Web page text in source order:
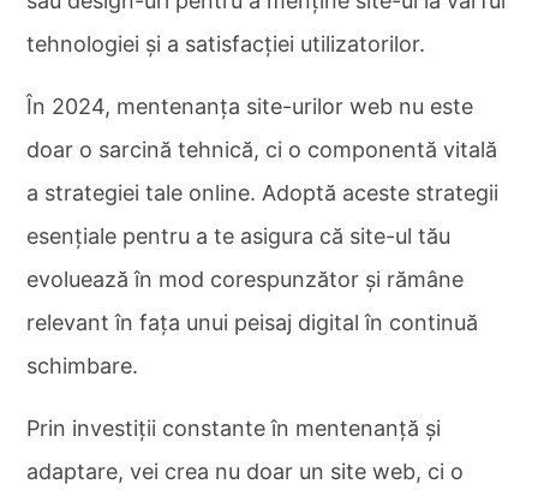
tehnologiei și a satisfacției utilizatorilor.
În 2024, mentenanța site-urilor web nu este
doar o sarcină tehnică, ci o componentă vitală
a strategiei tale online. Adoptă aceste strategii
esențiale pentru a te asigura că site-ul tău
evoluează în mod corespunzător și rămâne
relevant în fața unui peisaj digital în continuă
schimbare.
Prin investiții constante în mentenanță și
adaptare, vei crea nu doar un site web, ci o